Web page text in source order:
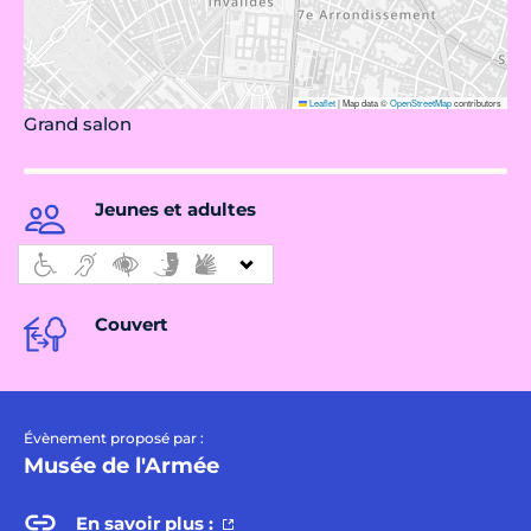
Leaflet|Map data ©OpenStreetMapcontributors
Grand salon
Jeunes et adultes
Couvert
Évènement proposé par :
Musée de l'Armée
En savoir plus :